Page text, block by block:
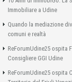
Immobiliare a Udine
Quando la mediazione
comuni e realtà
ReForumUdine25 ospita
Consigliere GGI Udine
ReForumUdine25 ospita